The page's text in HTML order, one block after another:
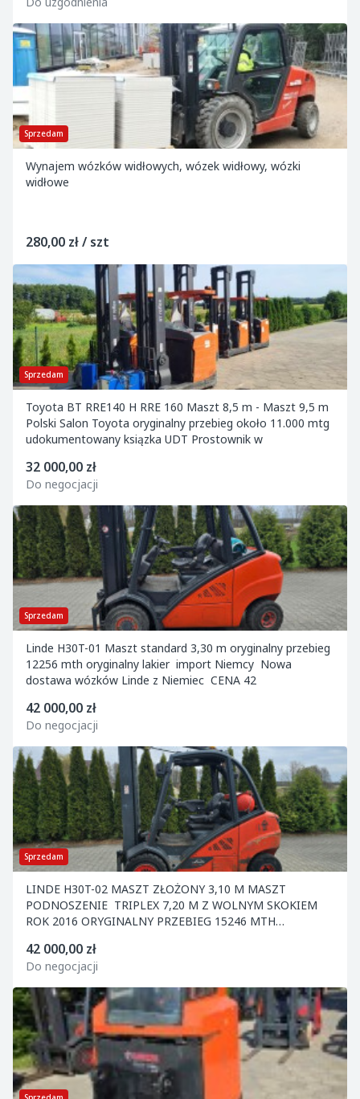
Sprzedam
Wynajem wózków widłowych, wózek widłowy, wózki
widłowe
280,00 zł / szt
Sprzedam
Toyota BT RRE140 H RRE 160 Maszt 8,5 m - Maszt 9,5 m
Polski Salon Toyota oryginalny przebieg około 11.000 mtg
udokumentowany ksiązka UDT Prostownik w
32 000,00 zł
Do negocjacji
Sprzedam
Linde H30T-01 Maszt standard 3,30 m oryginalny przebieg
12256 mth oryginalny lakier import Niemcy Nowa
dostawa wózków Linde z Niemiec CENA 42
42 000,00 zł
Do negocjacji
Sprzedam
LINDE H30T-02 MASZT ZŁOŻONY 3,10 M MASZT
PODNOSZENIE TRIPLEX 7,20 M Z WOLNYM SKOKIEM
ROK 2016 ORYGINALNY PRZEBIEG 15246 MTH
42 000,00 zł
Do negocjacji